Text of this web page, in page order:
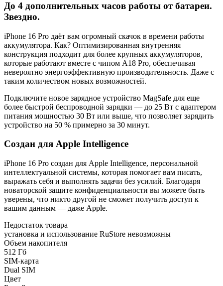
До 4 дополнительных часов работы от батареи.
Звездно.
iPhone 16 Pro даёт вам огромный скачок в времени работы
аккумулятора. Как? Оптимизированная внутренняя
конструкция подходит для более крупных аккумуляторов,
которые работают вместе с чипом A18 Pro, обеспечивая
невероятно энергоэффективную производительность. Даже с
таким количеством новых возможностей.
Подключите новое зарядное устройство MagSafe для еще
более быстрой беспроводной зарядки — до 25 Вт с адаптером
питания мощностью 30 Вт или выше, что позволяет зарядить
устройство на 50 % примерно за 30 минут.
Создан для Apple Intelligence
iPhone 16 Pro создан для Apple Intelligence, персональной
интеллектуальной системы, которая помогает вам писать,
выражать себя и выполнять задачи без усилий. Благодаря
новаторской защите конфиденциальности вы можете быть
уверены, что никто другой не сможет получить доступ к
вашим данным — даже Apple.
Недостаток товара
установка и использование RuStore невозможны
Объем накопителя
512 Гб
SIM-карта
Dual SIM
Цвет